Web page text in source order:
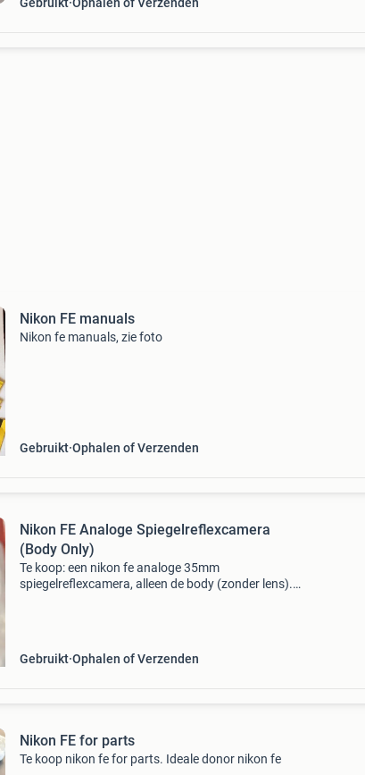
Nikon FE manuals
Nikon fe manuals, zie foto
Gebruikt Ophalen of Verzenden
Nikon FE Analoge Spiegelreflexcamera
(Body Only)
Te koop: een nikon fe analoge 35mm
spiegelreflexcamera, alleen de body (zonder lens).
Gebruikt Ophalen of Verzenden
Nikon FE for parts
Te koop nikon fe for parts. Ideale donor nikon fe